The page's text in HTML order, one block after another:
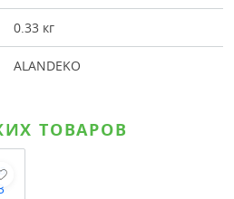
0.33 кг
ALANDEKO
ТОВАРОВ